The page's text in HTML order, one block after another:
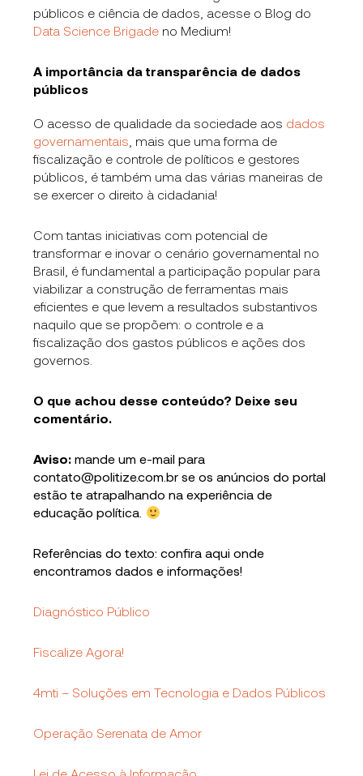
públicos e ciência de dados, acesse o Blog do
Data Science Brigade no Medium!
A importância da transparência de dados
públicos
O acesso de qualidade da sociedade aos dados
governamentais , mais que uma forma de
fiscalização e controle de políticos e gestores
públicos, é também uma das várias maneiras de
se exercer o direito à cidadania!
Com tantas iniciativas com potencial de
transformar e inovar o cenário governamental no
Brasil, é fundamental a participação popular para
viabilizar a construção de ferramentas mais
eficientes e que levem a resultados substantivos
naquilo que se propõem: o controle e a
fiscalização dos gastos públicos e ações dos
governos.
O que achou desse conteúdo? Deixe seu
comentário.
Aviso: mande um e-mail para
contato@politize.com.br se os anúncios do portal
estão te atrapalhando na experiência de
educação política.
Referências do texto: confira aqui onde
encontramos dados e informações!
Diagnóstico Público
Fiscalize Agora!
4mti – Soluções em Tecnologia e Dados Públicos
Operação Serenata de Amor